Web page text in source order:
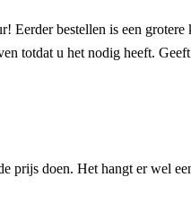
Eerder bestellen is een
totdat u het nodig heeft.
prijs doen. Het hangt er wel